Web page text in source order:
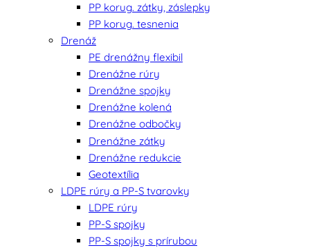
PP korug. zátky, záslepky
PP korug. tesnenia
Drenáž
PE drenážny flexibil
Drenážne rúry
Drenážne spojky
Drenážne kolená
Drenážne odbočky
Drenážne zátky
Drenážne redukcie
Geotextília
LDPE rúry a PP-S tvarovky
LDPE rúry
PP-S spojky
PP-S spojky s prírubou